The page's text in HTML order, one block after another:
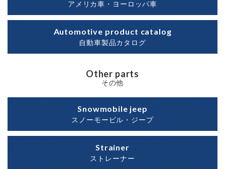
アメリカ車・ヨーロッパ車
Automotive product catalog
自動車製品カタログ
Other parts
その他
Snowmobile jeep
スノーモービル・ジープ
Strainer
ストレーナー